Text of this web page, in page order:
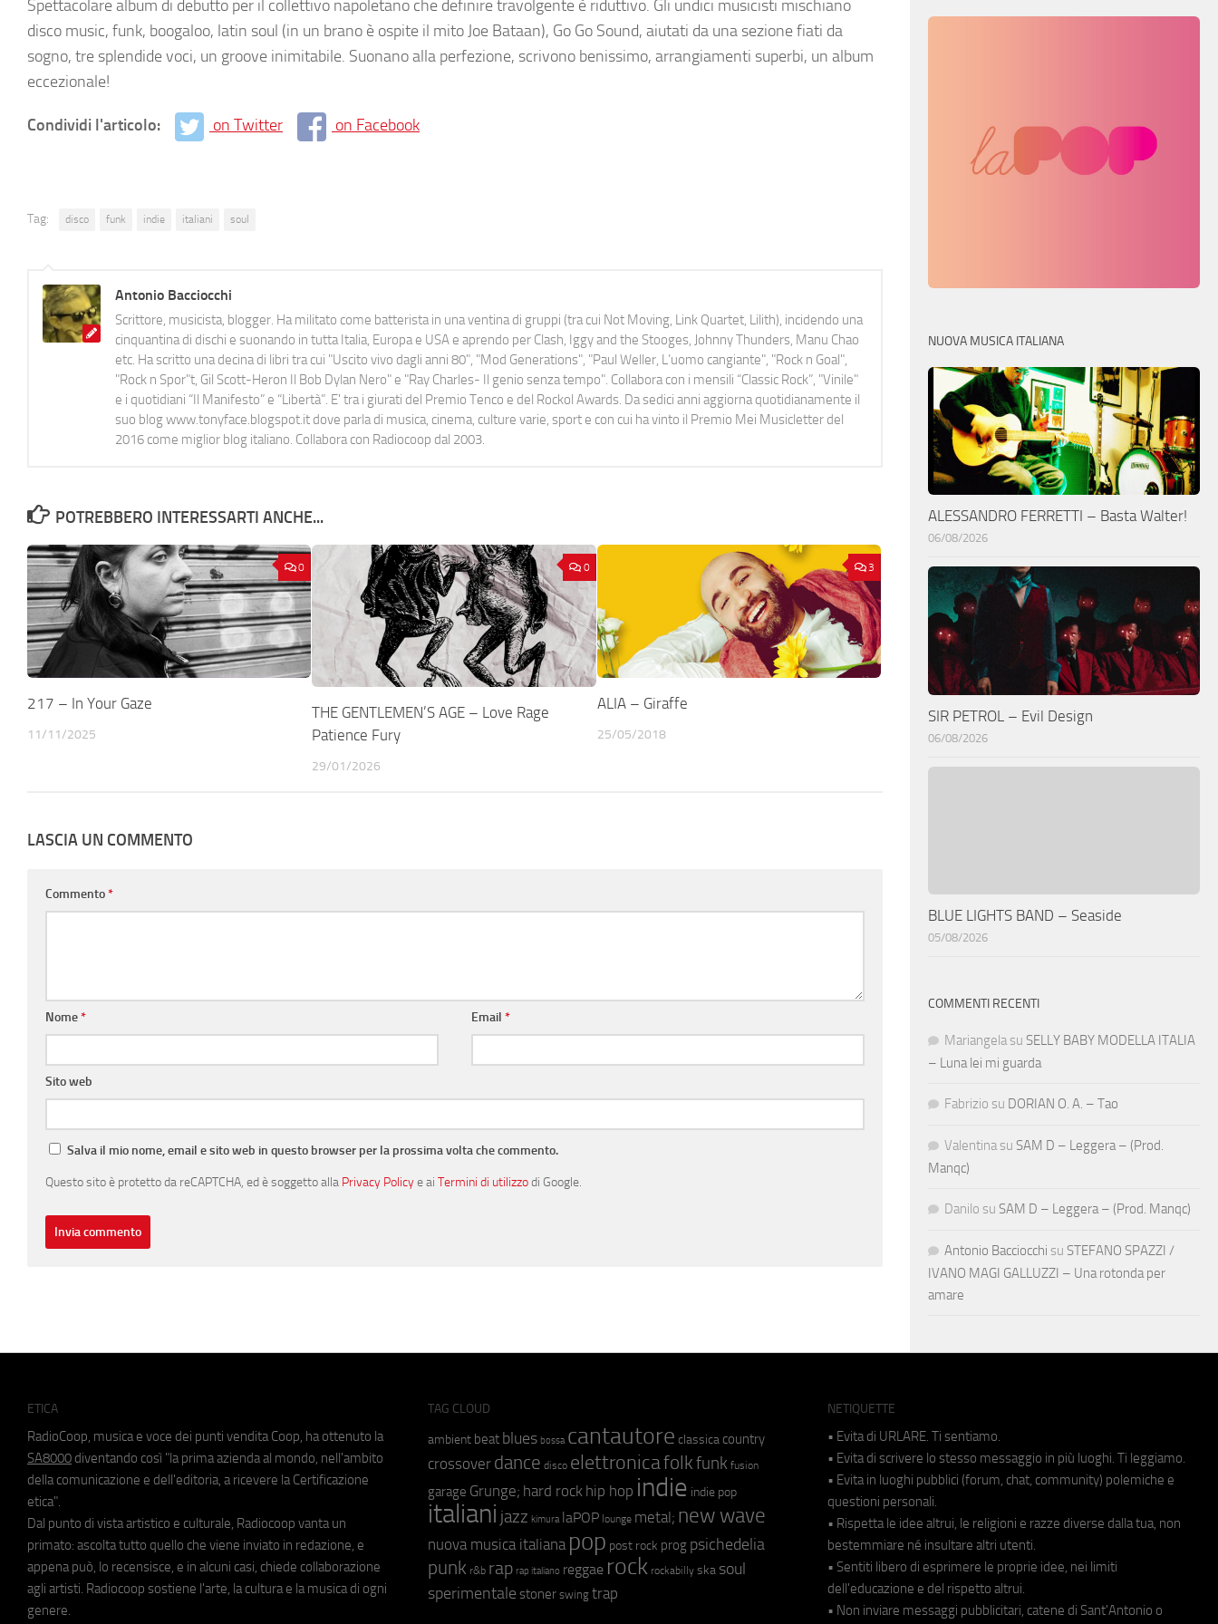
Spettacolare album di debutto per il collettivo napoletano che definire travolgente è riduttivo. Gli undici musicisti mischiano
disco music, funk, boogaloo, latin soul (in un brano è ospite il mito Joe Bataan), Go Go Sound, aiutati da una sezione fiati da
sogno, tre splendide voci, un groove inimitabile. Suonano alla perfezione, scrivono benissimo, arrangiamenti superbi, un album
eccezionale!
Condividi l'articolo: on Twitter on Facebook
Tag: disco funk indie italiani soul
Antonio Bacciocchi
Scrittore, musicista, blogger. Ha militato come batterista in una ventina di gruppi (tra cui Not Moving, Link Quartet, Lilith), incidendo una
cinquantina di dischi e suonando in tutta Italia, Europa e USA e aprendo per Clash, Iggy and the Stooges, Johnny Thunders, Manu Chao
etc. Ha scritto una decina di libri tra cui "Uscito vivo dagli anni 80", "Mod Generations", "Paul Weller, L’uomo cangiante", "Rock n Goal",
"Rock n Spor"t, Gil Scott-Heron Il Bob Dylan Nero" e "Ray Charles- Il genio senza tempo". Collabora con i mensili “Classic Rock”, "Vinile"
e i quotidiani “Il Manifesto” e “Libertà”. E' tra i giurati del Premio Tenco e del Rockol Awards. Da sedici anni aggiorna quotidianamente il
suo blog www.tonyface.blogspot.it dove parla di musica, cinema, culture varie, sport e con cui ha vinto il Premio Mei Musicletter del
2016 come miglior blog italiano. Collabora con Radiocoop dal 2003.
POTREBBERO INTERESSARTI ANCHE...
0
217 – In Your Gaze
11/11/2025
0
THE GENTLEMEN’S AGE – Love Rage
Patience Fury
29/01/2026
3
ALIA – Giraffe
25/05/2018
LASCIA UN COMMENTO
Commento*
Nome* Email*
Sito web
Salva il mio nome, email e sito web in questo browser per la prossima volta che commento.
Questo sito è protetto da reCAPTCHA, ed è soggetto alla Privacy Policye ai Termini di utilizzodi Google.
NUOVA MUSICA ITALIANA
ALESSANDRO FERRETTI – Basta Walter!
06/08/2026
SIR PETROL – Evil Design
06/08/2026
BLUE LIGHTS BAND – Seaside
05/08/2026
COMMENTI RECENTI
Mariangela su SELLY BABY MODELLA ITALIA
– Luna lei mi guarda
Fabrizio su DORIAN O. A. – Tao
Valentina su SAM D – Leggera – (Prod.
Manqc)
Danilo su SAM D – Leggera – (Prod. Manqc)
Antonio Bacciocchi su STEFANO SPAZZI /
IVANO MAGI GALLUZZI – Una rotonda per
amare
ETICA
RadioCoop, musica e voce dei punti vendita Coop, ha ottenuto la
SA8000 diventando così "la prima azienda al mondo, nell'ambito
della comunicazione e dell'editoria, a ricevere la Certificazione
etica".
Dal punto di vista artistico e culturale, Radiocoop vanta un
primato: ascolta tutto quello che viene inviato in redazione, e
appena può, lo recensisce, e in alcuni casi, chiede collaborazione
agli artisti. Radiocoop sostiene l'arte, la cultura e la musica di ogni
genere.
TAG CLOUD
ambient beat blues bossa cantautore classica country
crossover dance disco elettronicafolkfunk fusion
garage Grunge; hard rock hip hop indie indie pop
italiani jazz kimura laPOP lounge metal; new wave
nuova musica italiana pop post rock prog psichedelia
punk r&b rap rap italiano reggae rock rockabilly ska soul
sperimentale stoner swing trap
NETIQUETTE
• Evita di URLARE. Ti sentiamo.
• Evita di scrivere lo stesso messaggio in più luoghi. Ti leggiamo.
• Evita in luoghi pubblici (forum, chat, community) polemiche e
questioni personali.
• Rispetta le idee altrui, le religioni e razze diverse dalla tua, non
bestemmiare né insultare altri utenti.
• Sentiti libero di esprimere le proprie idee, nei limiti
dell'educazione e del rispetto altrui.
• Non inviare messaggi pubblicitari, catene di Sant'Antonio o